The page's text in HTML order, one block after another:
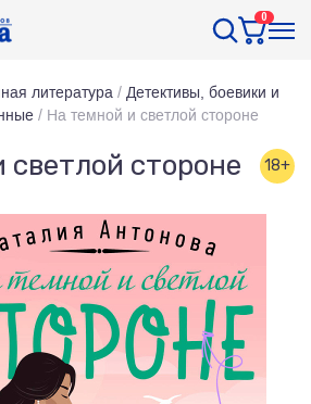
0
литература / Детективы, боевики и
/ На темной и светлой стороне
стороне 18+